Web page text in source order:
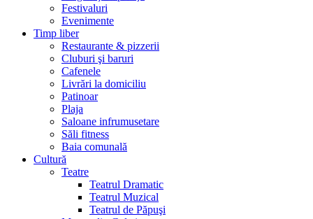
Festivaluri
Evenimente
Timp liber
Restaurante & pizzerii
Cluburi şi baruri
Cafenele
Livrări la domiciliu
Patinoar
Plaja
Saloane infrumusetare
Săli fitness
Baia comunală
Cultură
Teatre
Teatrul Dramatic
Teatrul Muzical
Teatrul de Păpuşi